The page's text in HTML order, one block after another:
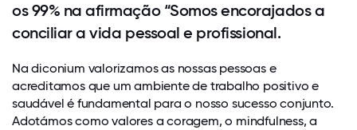
os 99% na afirmação “Somos encorajados a
conciliar a vida pessoal e profissional.
Na diconium valorizamos as nossas pessoas e
acreditamos que um ambiente de trabalho positivo e
saudável é fundamental para o nosso sucesso conjunto.
Adotámos como valores a coragem, o mindfulness, a